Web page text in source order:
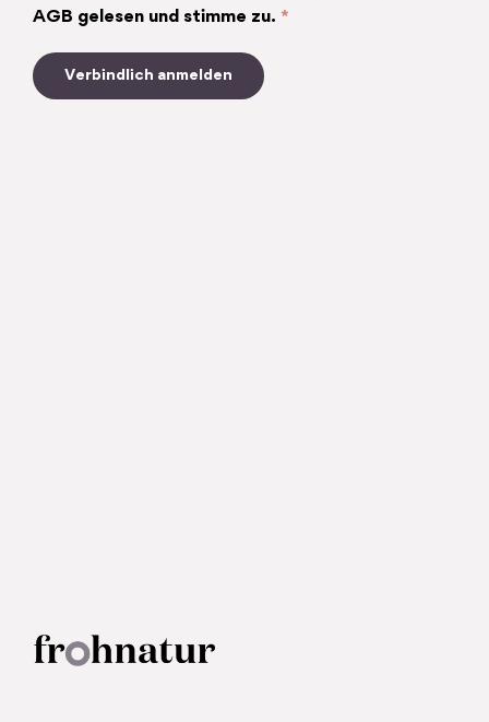
AGB gelesen und stimme zu. *